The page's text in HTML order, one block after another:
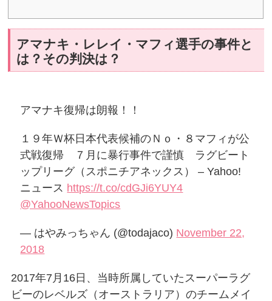
アマナキ・レレイ・マフィ選手の事件と
は？その判決は？
アマナキ復帰は朗報！！
１９年Ｗ杯日本代表候補のＮｏ・８マフィが公
式戦復帰 ７月に暴行事件で謹慎 ラグビート
ップリーグ（スポニチアネックス） – Yahoo!
ニュース https://t.co/cdGJi6YUY4
@YahooNewsTopics
— はやみっちゃん (@todajaco) November 22,
2018
2017年7月16日、当時所属していたスーパーラグ
ビーのレベルズ（オーストラリア）のチームメイ